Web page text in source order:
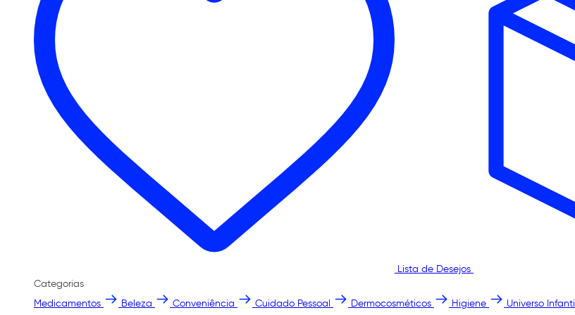
Lista de Desejos
Categorias
Medicamentos
Beleza Conveniência Cuidado Pessoal Dermocosméticos Higiene Universo Infantil